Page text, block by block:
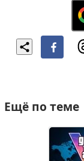
Ещё по теме